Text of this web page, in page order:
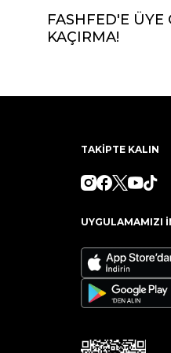
FASHFED'E ÜYE
KAÇIRMA!
TAKİPTE KALIN
UYGULAMAMIZI